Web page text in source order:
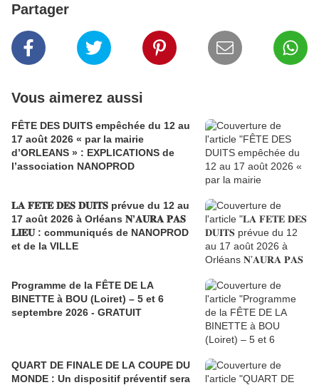
Partager
Vous aimerez aussi
FÊTE DES DUITS empêchée du 12 au
17 août 2026 « par la mairie
d’ORLEANS » : EXPLICATIONS de
l’association NANOPROD
𝐋𝐀 𝐅𝐄𝐓𝐄 𝐃𝐄𝐒 𝐃𝐔𝐈𝐓𝐒 prévue du 12 au
17 août 2026 à Orléans 𝐍’𝐀𝐔𝐑𝐀 𝐏𝐀𝐒
𝐋𝐈𝐄𝐔 : communiqués de NANOPROD
et de la VILLE
Programme de la FÊTE DE LA
BINETTE à BOU (Loiret) – 5 et 6
septembre 2026 - GRATUIT
QUART DE FINALE DE LA COUPE DU
MONDE : Un dispositif préventif sera